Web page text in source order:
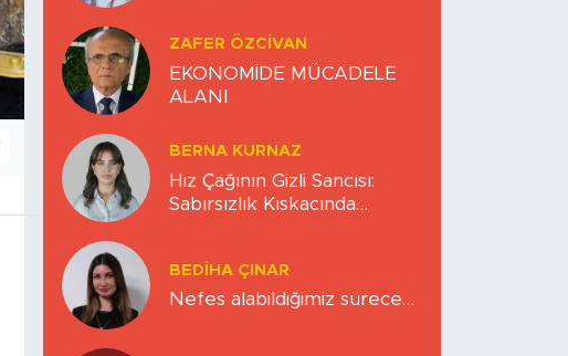
ZAFER ÖZCIVAN
EKONOMİDE MÜCADELE
ALANI
BERNA KURNAZ
Hız Çağının Gizli Sancısı:
Sabırsızlık Kıskacında
BEDIHA ÇINAR
Nefes alabildiğimiz sürece…